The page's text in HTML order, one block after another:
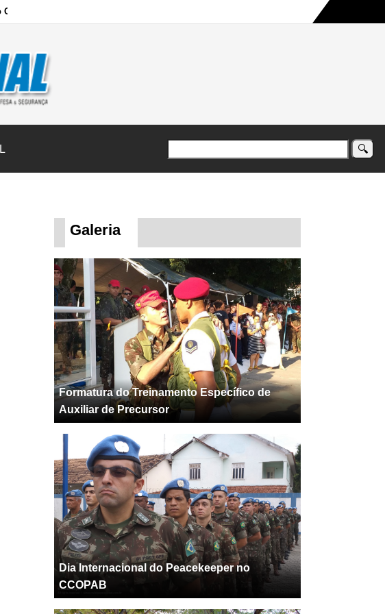
do Sul na maior campanha humanitária já registrada no país
Galeria
Formatura do Treinamento Específico de
Auxiliar de Precursor
Dia Internacional do Peacekeeper no
CCOPAB